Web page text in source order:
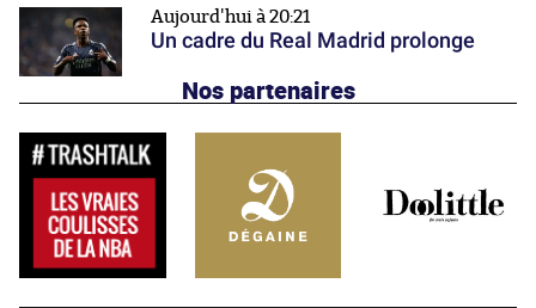
Aujourd'hui à 20:21
Un cadre du Real Madrid prolonge
Nos partenaires